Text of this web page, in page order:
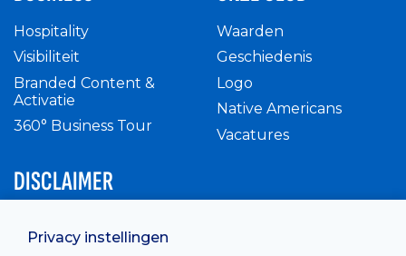
Privacy instellingen
Hospitality
Visibiliteit
Branded Content &
Activatie
360° Business Tour
Waarden
Geschiedenis
Logo
Native Americans
Vacatures
DISCLAIMER
Privacy Policy